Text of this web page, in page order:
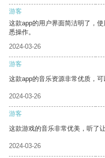
游客
这款app的用户界面简洁明了，
悉操作。
2024-03-26
游客
这款app的音乐资源非常优质，可
2024-03-26
游客
这款游戏的音乐非常优美，听了
2024-03-26